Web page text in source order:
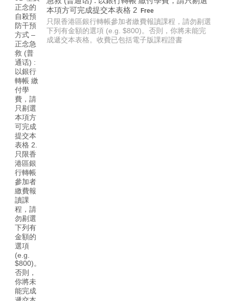
本項方可完成提交本表格 2 Free
Free
只限香港區銀行轉帳參加者繳費報讀課程，請勿剔選
下列有金額的選項 (e.g. $800)。否則，你將未能完
成遞交本表格。收費已包括電子版課程證書